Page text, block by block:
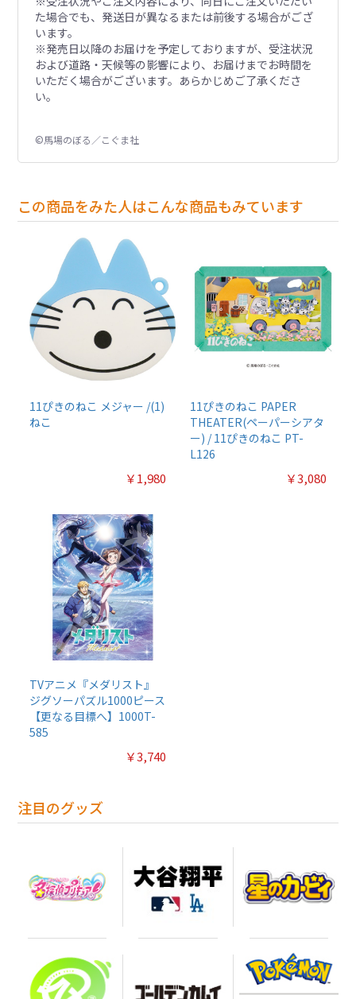
た場合でも、発送日が異なるまたは前後する場合がござ
います。
※発売日以降のお届けを予定しておりますが、受注状況
および道路・天候等の影響により、お届けまでお時間を
いただく場合がございます。あらかじめご了承くださ
い。
©馬場のぼる／こぐま社
この商品をみた人はこんな商品もみています
11ぴきのねこ メジャー /(1)
ねこ
￥1,980
11ぴきのねこ PAPER
THEATER(ペーパーシアタ
ー) / 11ぴきのねこ PT-
L126
￥3,080
TVアニメ『メダリスト』
ジグソーパズル1000ピース
【更なる目標へ】1000T-
585
￥3,740
注目のグッズ